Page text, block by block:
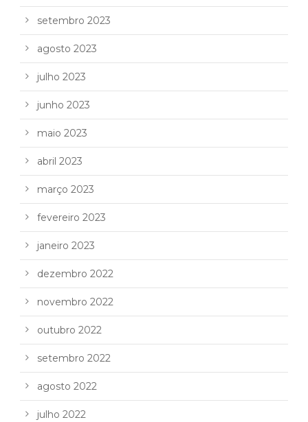
setembro 2023
agosto 2023
julho 2023
junho 2023
maio 2023
abril 2023
março 2023
fevereiro 2023
janeiro 2023
dezembro 2022
novembro 2022
outubro 2022
setembro 2022
agosto 2022
julho 2022